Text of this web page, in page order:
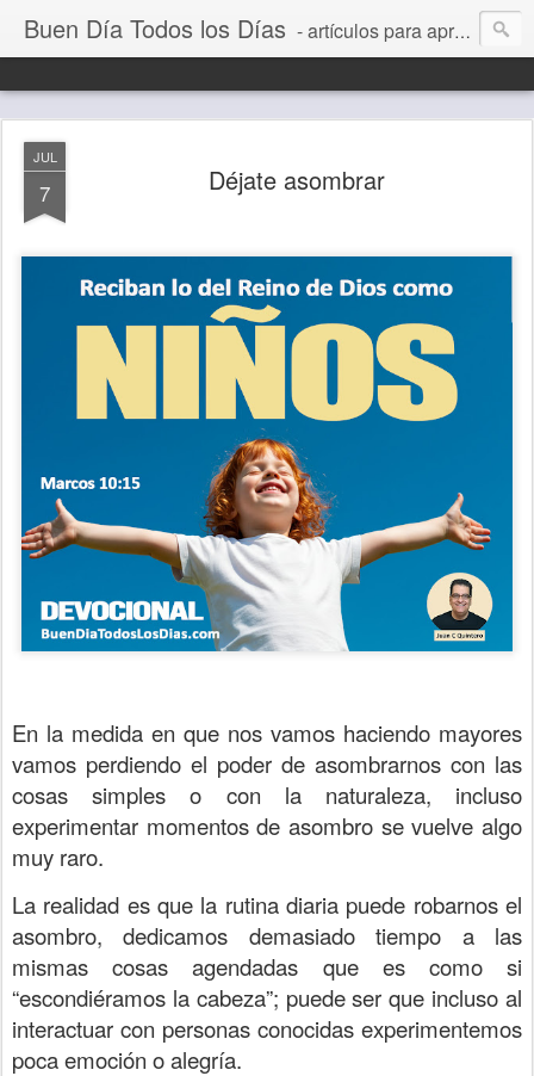
Buen Día Todos los Días - artículos para aprender a vivir mejor, un día a la vez. Por Juan C Quintero
JUL
7 Déjate asombrar
En la medida en que nos vamos haciendo mayores
vamos perdiendo el poder de asombrarnos con las
cosas simples o con la naturaleza, incluso
experimentar momentos de asombro se vuelve algo
muy raro.
La realidad es que la rutina diaria puede robarnos el
asombro, dedicamos demasiado tiempo a las
mismas cosas agendadas que es como si
“escondiéramos la cabeza”; puede ser que incluso al
interactuar con personas conocidas experimentemos
poca emoción o alegría.